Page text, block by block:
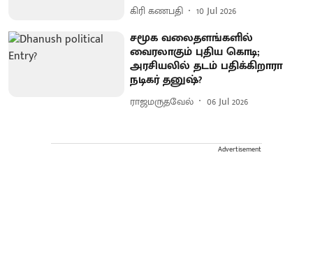
கிரி கணபதி 10 Jul 2026
சமூக வலைதளங்களில்
வைரலாகும் புதிய கொடி;
அரசியலில் தடம் பதிக்கிறாரா
நடிகர் தனுஷ்?
ராஜமருதவேல் 06 Jul 2026
Advertisement